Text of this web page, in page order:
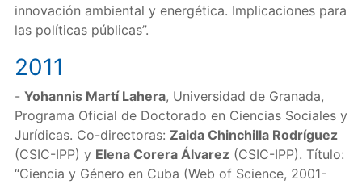
innovación ambiental y energética. Implicaciones para
las políticas públicas”.
2011
- Yohannis Martí Lahera, Universidad de Granada,
Programa Oficial de Doctorado en Ciencias Sociales y
Jurídicas. Co-directoras: Zaida Chinchilla Rodríguez
(CSIC-IPP) y Elena Corera Álvarez(CSIC-IPP). Título:
“Ciencia y Género en Cuba (Web of Science, 2001-